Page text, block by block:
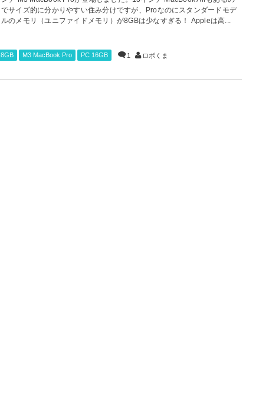
でサイズ的に分かりやすい住み分けですが、Proなのにスタンダードモデ
ルのメモリ（ユニファイドメモリ）が8GBは少なすぎる！ Appleは高...
8GB M3 MacBook Pro PC 16GB 1 ロボくま